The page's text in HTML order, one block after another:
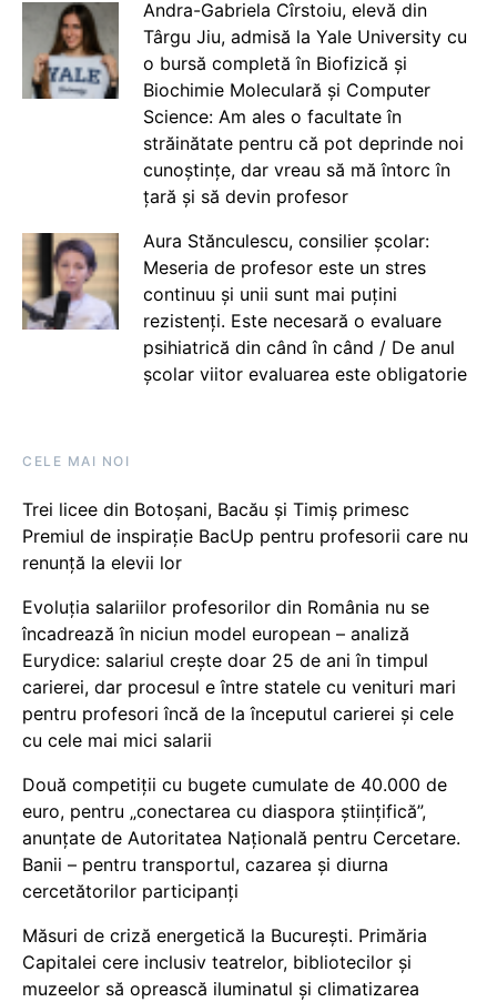
Andra-Gabriela Cîrstoiu, elevă din
Târgu Jiu, admisă la Yale University cu
o bursă completă în Biofizică și
Biochimie Moleculară și Computer
Science: Am ales o facultate în
străinătate pentru că pot deprinde noi
cunoștințe, dar vreau să mă întorc în
țară și să devin profesor
Aura Stănculescu, consilier școlar:
Meseria de profesor este un stres
continuu și unii sunt mai puțini
rezistenți. Este necesară o evaluare
psihiatrică din când în când / De anul
școlar viitor evaluarea este obligatorie
CELE MAI NOI
Trei licee din Botoșani, Bacău și Timiș primesc
Premiul de inspirație BacUp pentru profesorii care nu
renunță la elevii lor
Evoluția salariilor profesorilor din România nu se
încadrează în niciun model european – analiză
Eurydice: salariul crește doar 25 de ani în timpul
carierei, dar procesul e între statele cu venituri mari
pentru profesori încă de la începutul carierei și cele
cu cele mai mici salarii
Două competiții cu bugete cumulate de 40.000 de
euro, pentru „conectarea cu diaspora științifică”,
anunțate de Autoritatea Națională pentru Cercetare.
Banii – pentru transportul, cazarea și diurna
cercetătorilor participanți
Măsuri de criză energetică la București. Primăria
Capitalei cere inclusiv teatrelor, bibliotecilor și
muzeelor să oprească iluminatul și climatizarea